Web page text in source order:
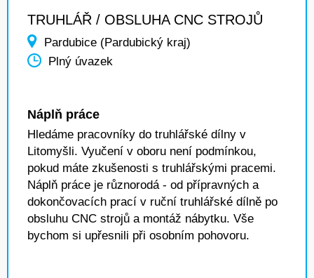
TRUHLÁŘ / OBSLUHA CNC STROJŮ
Pardubice (Pardubický kraj)
Plný úvazek
Náplň práce
Hledáme pracovníky do truhlářské dílny v
Litomyšli. Vyučení v oboru není podmínkou,
pokud máte zkušenosti s truhlářskými pracemi.
Náplň práce je různorodá - od přípravných a
dokončovacích prací v ruční truhlářské dílně po
obsluhu CNC strojů a montáž nábytku. Vše
bychom si upřesnili při osobním pohovoru.